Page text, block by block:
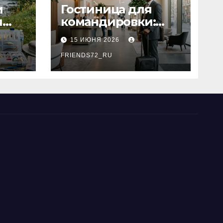
Гостиница для
командировки:
основные
критерии выбора
15 ИЮНЯ 2026
FRIENDS72_RU